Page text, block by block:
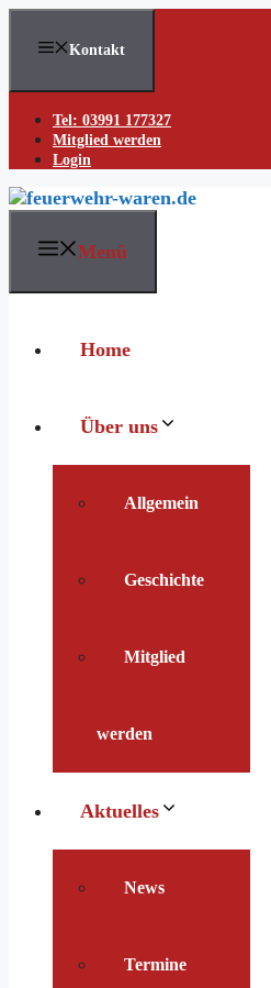
Skip
content
Kontakt
Tel: 03991 177327
Mitglied werden
Login
Menü
Home
Über uns
Allgemein
Geschichte
Mitglied
werden
Aktuelles
News
Termine